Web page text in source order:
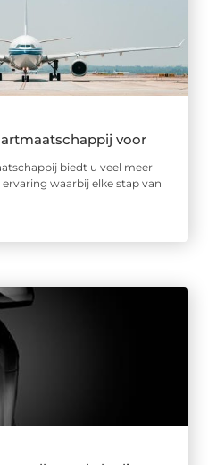
voor
biedt u veel meer
waarbij elke stap van